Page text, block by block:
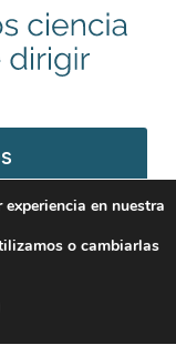
en nuestra
o cambiarlas